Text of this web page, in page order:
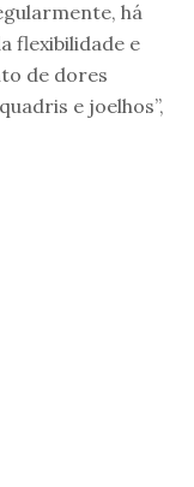
há
flexibilidade e
de dores
e joelhos”,